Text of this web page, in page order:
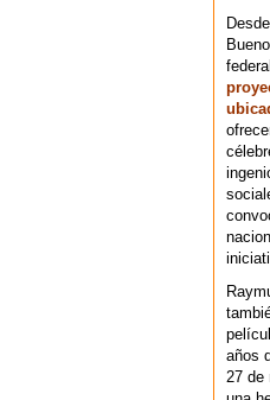
años
27 de